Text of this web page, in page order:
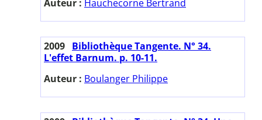
Auteur : Hauchecorne Bertrand
2009 Bibliothèque Tangente. N° 34.
L'effet Barnum. p. 10-11.
Auteur : Boulanger Philippe